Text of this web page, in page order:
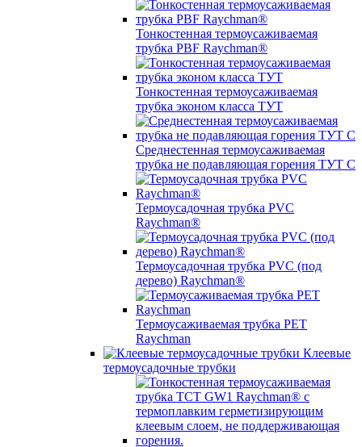
Тонкостенная термоусаживаемая
трубка PBF Raychman®
Тонкостенная термоусаживаемая
трубка эконом класса ТУТ
Среднестенная термоусаживаемая
трубка не подавляющая горения ТУТ С
Термоусадочная трубка PVC
Raychman®
Термоусадочная трубка PVC (под
дерево) Raychman®
Термоусаживаемая трубка PET
Raychman
Клеевые
термоусадочные трубки